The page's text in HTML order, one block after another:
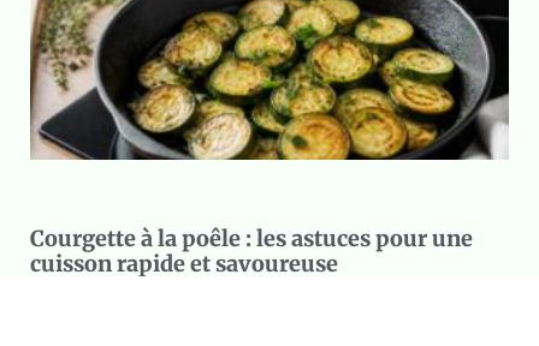
Courgette à la poêle : les astuces pour une
cuisson rapide et savoureuse